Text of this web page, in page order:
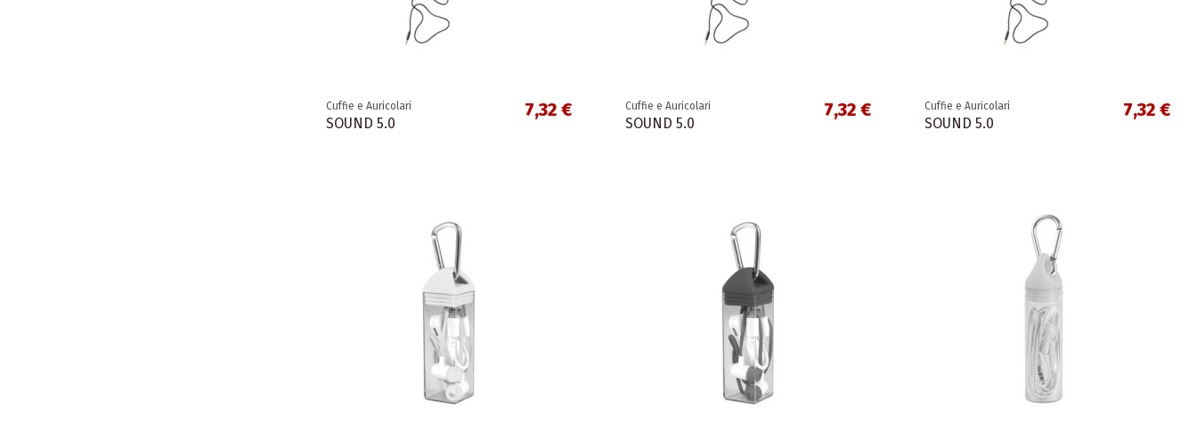
Cuffie e Auricolari
SOUND 5.0
7,32 € Cuffie e Auricolari
SOUND 5.0
7,32 € Cuffie e Auricolari
SOUND 5.0
7,32 €